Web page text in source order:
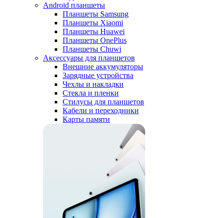
Android планшеты
Планшеты Samsung
Планшеты Xiaomi
Планшеты Huawei
Планшеты OnePlus
Планшеты Chuwi
Аксессуары для планшетов
Внешние аккумуляторы
Зарядные устройства
Чехлы и накладки
Стекла и пленки
Стилусы для планшетов
Кабели и переходники
Карты памяти